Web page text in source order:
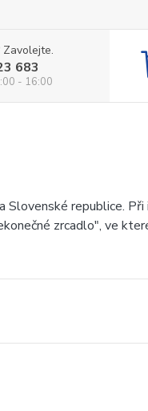
Zavolejte.
683
- 16:00
Slovenské republice.
zrcadlo", ve